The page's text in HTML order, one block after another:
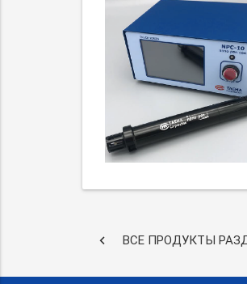
keyboard_arrow_left ВСЕ ПРОДУКТЫ